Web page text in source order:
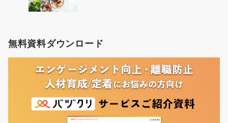
無料資料ダウンロード